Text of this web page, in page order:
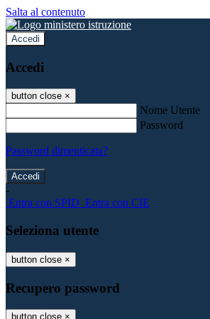
Salta al contenuto
Accedi
Accedi
button close ×
Nome Utente
Password
Password dimenticata?
-
Entra con SPID Entra con CIE
Seleziona utente
button close ×
Recupero password
button close ×